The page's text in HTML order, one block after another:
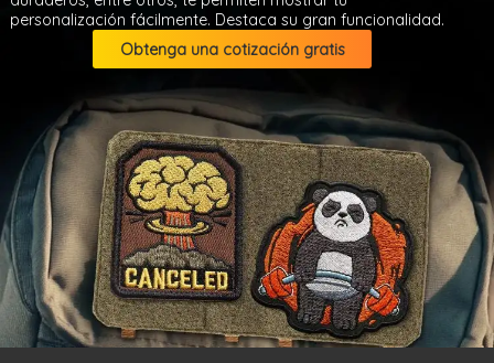
personalización fácilmente. Destaca su gran funcionalidad.
Obtenga una cotización gratis